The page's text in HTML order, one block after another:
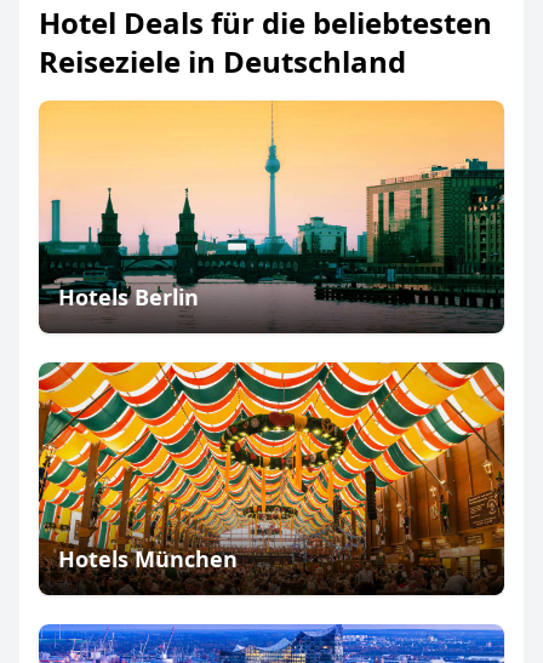
Hotel Deals für die beliebtesten
Reiseziele in Deutschland
Hotels Berlin
Hotels München